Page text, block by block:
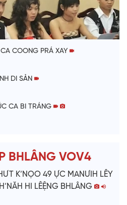
l
a
V
i
e
o
BÁ
COONG PRÁ XAY
DI SẢN
CA BI TRÁNG
BHLÂNG VOV4
K’NỌO 49 ỰC MANƯIH LÊY
HI LÊỆNG BHLÂNG